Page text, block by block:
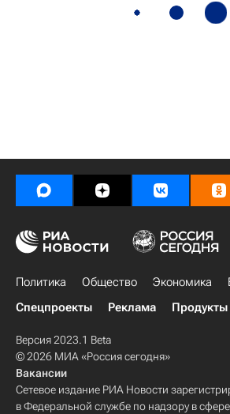
Политика Общество Экономика
Спецпроекты
Реклама
Версия 2023.1 Beta
© 2026 МИА «Россия сегодня»
Вакансии
Сетевое издание РИА Новости
в Федеральной службе по надзору в